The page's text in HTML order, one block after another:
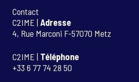
Contact
C2IME | Adresse
4, Rue Marconi F-57070 Metz
C2IME | Téléphone
+33 6 77 74 28 50